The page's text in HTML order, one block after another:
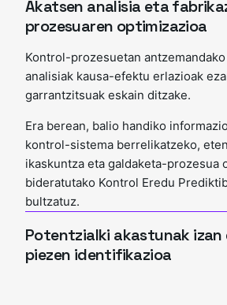
Akatsen analisia eta
prozesuaren optimizazioa
Kontrol-prozesuetan
analisiak kausa-efektu erlazioak
garrantzitsuak eskain ditzake.
Era berean, balio handiko
kontrol-sistema berrelikatzeko,
ikaskuntza eta galdaketa-prozesua
bideratutako Kontrol Eredu
bultzatuz.
Potentzialki akastunak izan
piezen identifikazioa